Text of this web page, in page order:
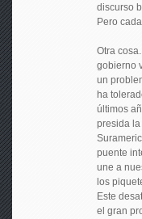
discurso
Pero
Otra
gobierno
un
ha
últimos
presida
puente
une a
los
Este
el gran